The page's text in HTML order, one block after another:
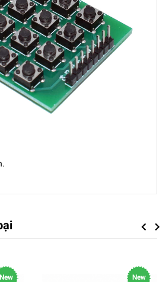
Previous
New New
Next